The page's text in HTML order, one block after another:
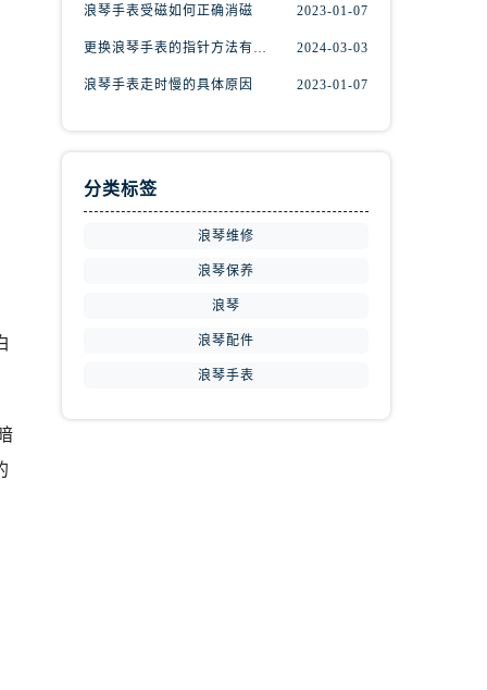
浪琴手表受磁如何正确消磁 2023-01-07
更换浪琴手表的指针方法有哪些?(手表指针的种类?) 2024-03-03
浪琴手表走时慢的具体原因 2023-01-07
分类标签
浪琴维修
浪琴保养
浪琴
浪琴配件
浪琴手表